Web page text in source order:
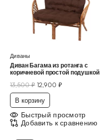
Диваны
Диван Багама из ротанга с
коричневой простой подушкой
13,500₽ 12,900 ₽
В корзину
Быстрый просмотр
Добавить к сравнению